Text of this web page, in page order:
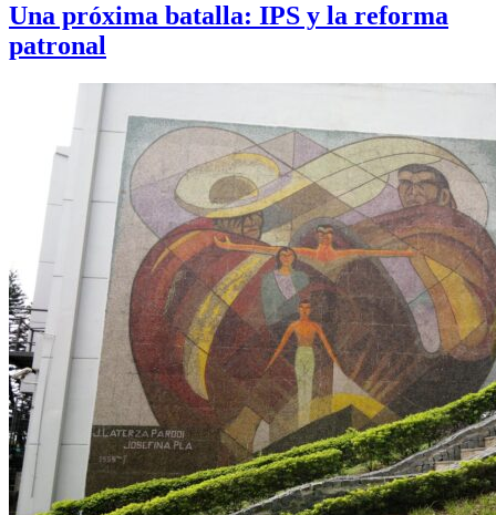
Una próxima batalla: IPS y la reforma
patronal